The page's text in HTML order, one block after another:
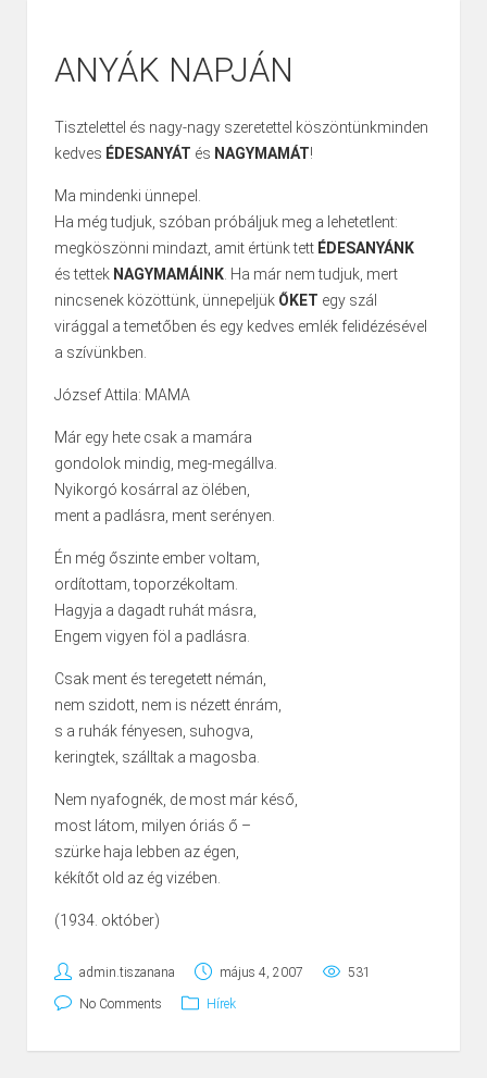
ANYÁK NAPJÁN
Tisztelettel és nagy-nagy szeretettel köszöntünkminden
kedves ÉDESANYÁT és NAGYMAMÁT!
Ma mindenki ünnepel.
Ha még tudjuk, szóban próbáljuk meg a lehetetlent:
megköszönni mindazt, amit értünk tett ÉDESANYÁNK
és tettek NAGYMAMÁINK. Ha már nem tudjuk, mert
nincsenek közöttünk, ünnepeljük ŐKET egy szál
virággal a temetőben és egy kedves emlék felidézésével
a szívünkben.
József Attila: MAMA
Már egy hete csak a mamára
gondolok mindig, meg-megállva.
Nyikorgó kosárral az ölében,
ment a padlásra, ment serényen.
Én még őszinte ember voltam,
ordítottam, toporzékoltam.
Hagyja a dagadt ruhát másra,
Engem vigyen föl a padlásra.
Csak ment és teregetett némán,
nem szidott, nem is nézett énrám,
s a ruhák fényesen, suhogva,
keringtek, szálltak a magosba.
Nem nyafognék, de most már késő,
most látom, milyen óriás ő –
szürke haja lebben az égen,
kékítőt old az ég vizében.
(1934. október)
admin.tiszanana május 4, 2007 531
No Comments Hírek